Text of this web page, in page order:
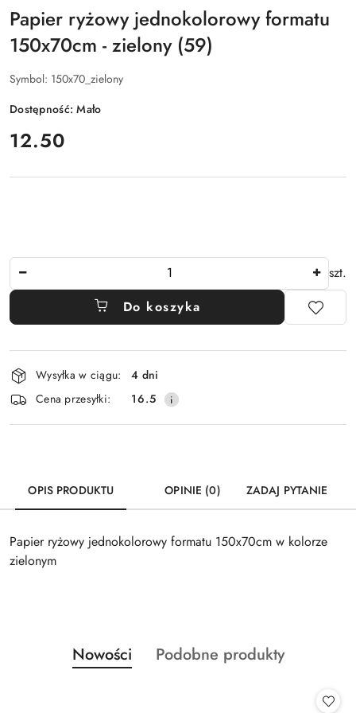
Papier ryżowy jednokolorowy formatu
150x70cm - zielony (59)
Symbol: 150x70_zielony
Dostępność:Mało
cena:
12.50
szt.
Do koszyka
Dostępność
i
dostawa
Wysyłka w ciągu:
4 dni
Cena przesyłki:
16.5
OPIS PRODUKTU OPINIE (0) ZADAJ PYTANIE
Papier ryżowy jednokolorowy formatu 150x70cm w kolorze
zielonym
Pomiń karuzelę produktów
Produkty
o
Nowości
Produkty
Podobne produkty